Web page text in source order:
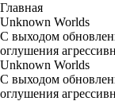
Главная
Unknown Worlds
С выходом
оглушения
Unknown Worlds
С выходом
оглушения